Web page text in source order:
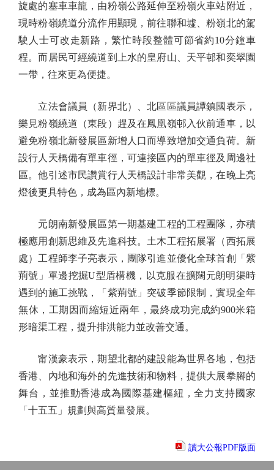
旋處的塞車車龍，由粉嶺公路延伸至粉嶺火車站附近，
現時粉嶺繞道分流作用顯現，前往聯和墟、粉嶺北的駕
駛人士可改走新路，繁忙時段整體可節省約10分鐘車
程。而居民可經繞道到上水的皇府山、天平邨和奕翠園
一帶，往來更為便捷。
立法會議員（新界北）、北區區議員譚鎮國表示，
樂見粉嶺繞道（東段）趕及在鳳凰嶺邨入伙前通車，以
避免粉嶺北新發展區新增人口而導致增加交通負荷。新
設行人天橋備有單車徑，可連接區內的單車徑及周邊社
區。他引述市民讚賞行人天橋設計非常美觀，在晚上亮
燈後更具特色，成為區內新地標。
元朗南新發展區第一期基建工程的工程團隊，亦積
極應用創新思維及先進科技。土木工程拓展署（西拓展
處）工程師李子亮表示，團隊引進並優化全球首創「紫
荊號」單邊挖掘U型盾構機，以克服在擴闊元朗明渠時
遇到的施工挑戰，「紫荊號」突破季節限制，實現全年
無休，工期因而縮短近兩年，最終成功完成約900米箱
形暗渠工程，提升排洪能力並改善交通。
甯漢豪表示，期望北都的建設能為世界各地，包括
香港、內地和海外的先進技術和物料，提供大展拳腳的
舞台，並推動香港成為國際基建樞紐，全力支持國家
「十五五」規劃與高質量發展。
讀大公報PDF版面